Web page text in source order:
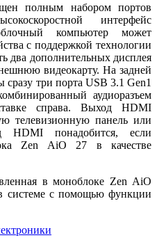
полным набором портов
интерфейс
компьютер может
с поддержкой технологии
два дополнительных дисплея
видеокарту. На задней
три порта USB 3.1 Gen1
аудиоразъем
справа. Выход HDMI
телевизионную панель или
понадобится, если
Zen AiO 27 в качестве
в моноблоке Zen AiO
в системе с помощью функции